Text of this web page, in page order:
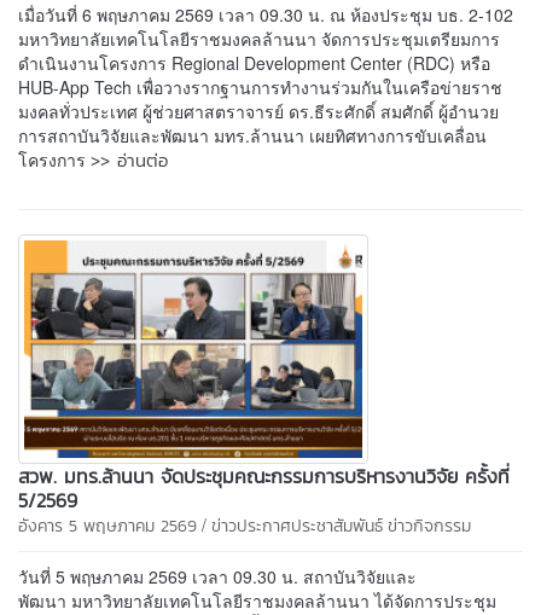
เมื่อวันที่ 6 พฤษภาคม 2569 เวลา 09.30 น. ณ ห้องประชุม บธ. 2-102
มหาวิทยาลัยเทคโนโลยีราชมงคลล้านนา จัดการประชุมเตรียมการ
ดำเนินงานโครงการ Regional Development Center (RDC) หรือ
HUB-App Tech เพื่อวางรากฐานการทำงานร่วมกันในเครือข่ายราช
มงคลทั่วประเทศ ผู้ช่วยศาสตราจารย์ ดร.ธีระศักดิ์ สมศักดิ์ ผู้อำนวย
การสถาบันวิจัยและพัฒนา มทร.ล้านนา เผยทิศทางการขับเคลื่อน
โครงการ >> อ่านต่อ
สวพ. มทร.ล้านนา จัดประชุมคณะกรรมการบริหารงานวิจัย ครั้งที่
5/2569
อังคาร 5 พฤษภาคม 2569 / ข่าวประกาศประชาสัมพันธ์ข่าวกิจกรรม
วันที่ 5 พฤษภาคม 2569 เวลา 09.30 น. สถาบันวิจัยและ
พัฒนา มหาวิทยาลัยเทคโนโลยีราชมงคลล้านนา ได้จัดการประชุม